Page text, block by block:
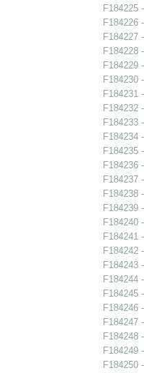
F184225
F184226
F184227
F184228
F184229
F184230
F184231
F184232
F184233
F184234
F184235
F184236
F184237
F184238
F184239
F184240
F184241
F184242
F184243
F184244
F184245
F184246
F184247
F184248
F184249
F184250